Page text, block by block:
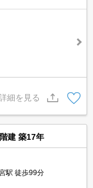
細を見る
建 築17年
駅 徒歩99分